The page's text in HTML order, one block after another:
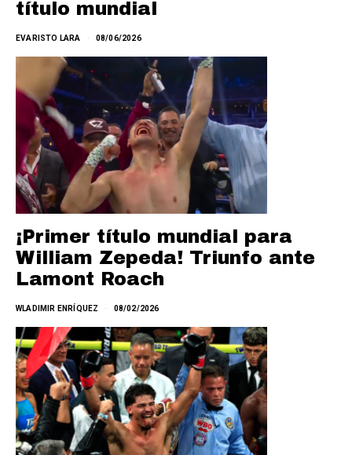
título mundial
EVARISTO LARA 08/06/2026
¡Primer título mundial para
William Zepeda! Triunfo ante
Lamont Roach
WLADIMIR ENRÍQUEZ 08/02/2026